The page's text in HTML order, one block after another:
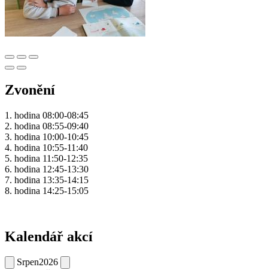
Zvonění
1. hodina 08:00-08:45
2. hodina 08:55-09:40
3. hodina 10:00-10:45
4. hodina 10:55-11:40
5. hodina 11:50-12:35
6. hodina 12:45-13:30
7. hodina 13:35-14:15
8. hodina 14:25-15:05
Kalendář akcí
Srpen2026